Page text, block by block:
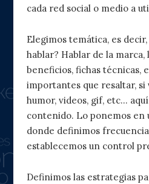
cada red social o medio a
Elegimos temática, es
hablar? Hablar de la marca,
beneficios, fichas técnicas,
importantes que resaltar, si
humor, videos, gif, etc…
contenido. Lo ponemos en
donde definimos
establecemos un control
Definimos las estrategias